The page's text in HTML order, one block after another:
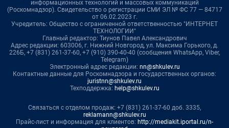
информационных технологий и массовых коммуникаций
(Роскомнадзор). Свидетельство о регистрации СМИ ЭЛ № ФС 77 — 84717
от 06.02.2023 г.
Учредитель: Общество с ограниченной ответственностью "ИНТЕРНЕТ
ТЕХНОЛОГИИ"
Главный редактор: Тиунов Павел Александрович
Адрес редакции: 603006, г. Нижний Новгород, ул. Максима Горького, д.
226Б, +7 (831) 261-37-60, +7 (910) 390-40-40 (сообщения WhatsApp, Viber,
Telegram)
Электронный адрес редакции: nn@shkulev.ru
Контактные данные для Роскомнадзора и государственных органов:
juristnn@shkulev.ru
Техподдержка: help@shkulev.ru
Связаться с отделом продаж: +7 (831) 261-37-60 доб. 3335,
reklamann@shkulev.ru
Прайс-лист и информация для клиентов: http://mediakit.iportal.ru/n-